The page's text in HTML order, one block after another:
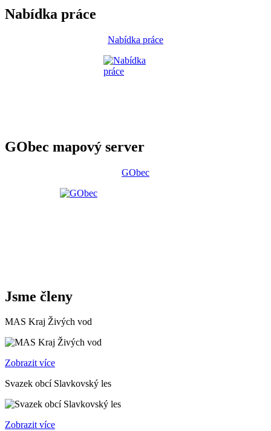
Nabídka práce
Nabídka práce
GObec mapový server
GObec
Jsme členy
MAS Kraj Živých vod
Zobrazit více
Svazek obcí Slavkovský les
Zobrazit více